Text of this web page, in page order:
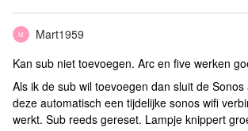
M
Mart1959
Kan sub niet toevoegen. Arc en five werken
Als ik de sub wil toevoegen dan sluit de
deze automatisch een tijdelijke sonos wifi
werkt. Sub reeds gereset. Lampje knippert